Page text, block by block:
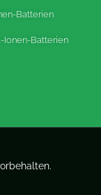
Batterien
Ionen-Batterien